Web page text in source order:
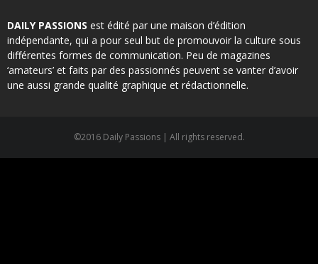
DAILY PASSIONS est édité par une maison d’édition
indépendante, qui a pour seul but de promouvoir la culture sous
différentes formes de communication. Peu de magazines
‘amateurs’ et faits par des passionnés peuvent se vanter d’avoir
une aussi grande qualité graphique et rédactionnelle.
©2016 Daily Passions | All rights reserved.